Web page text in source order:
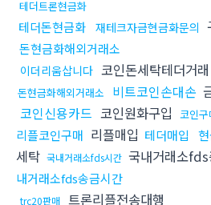
테더트론현금화
테더돈현금화 재테크자금현금화문의
돈현금화해외거래소
이더리움삽니다 코인돈세탁테더거래
돈현금화해외거래소 비트코인손대손
코인신용카드 코인원화구입 코인
리플코인구매 리플매입 테더매입
세탁 국내거래소fds시간 국내거래소fds
내거래소fds송금시간
trc20판매 트론리플전송대행